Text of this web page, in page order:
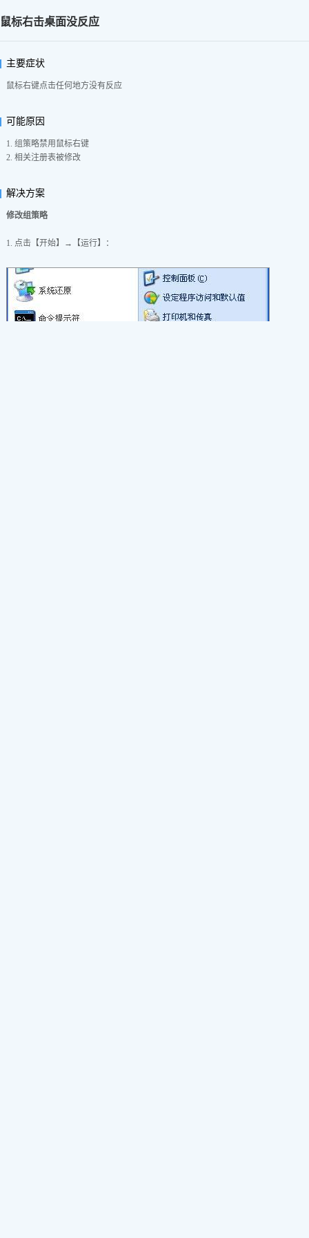
鼠标右击桌面没反应
主要症状
鼠标右键点击任何地方没有反应
可能原因
1. 组策略禁用鼠标右键
2. 相关注册表被修改
解决方案
修改组策略
1. 点击【开始】→【运行】：